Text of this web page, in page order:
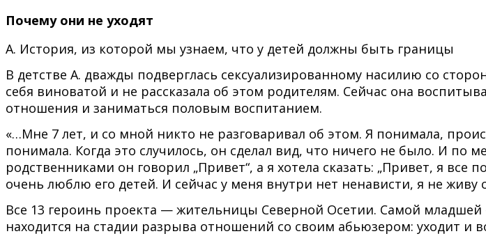
Почему они не уходят
А. История, из которой мы узнаем, что у детей должны быть границы
В детстве А. дважды подверглась сексуализированному насилию со
себя виноватой и не рассказала об этом родителям. Сейчас она
отношения и заниматься половым воспитанием.
«…Мне 7 лет, и со мной никто не разговаривал об этом. Я понимала,
понимала. Когда это случилось, он сделал вид, что ничего не было. И по
родственниками он говорил „Привет“, а я хотела сказать: „Привет, я
очень люблю его детей. И сейчас у меня внутри нет ненависти, я не живу
Все 13 героинь проекта — жительницы Северной Осетии. Самой
находится на стадии разрыва отношений со своим абьюзером: уходит и